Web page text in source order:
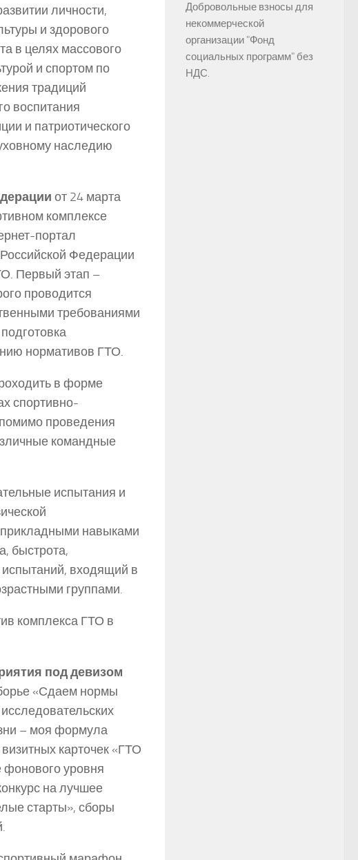
личности,
и здорового
в целях массового
и спортом по
традиций
воспитания
и патриотического
наследию
от 24 марта
комплексе
портал
Федерации
Первый этап –
проводится
требованиями
нормативов ГТО.
в форме
спортивно-
проведения
командные
испытания и
навыками
быстрота,
входящий в
группами.
комплекса ГТО в
под девизом
«Сдаем нормы
– моя формула
карточек «ГТО
фонового уровня
на лучшее
старты», сборы
Добровольные взносы для
некоммерческой
организации "Фонд
социальных программ" без
НДС.